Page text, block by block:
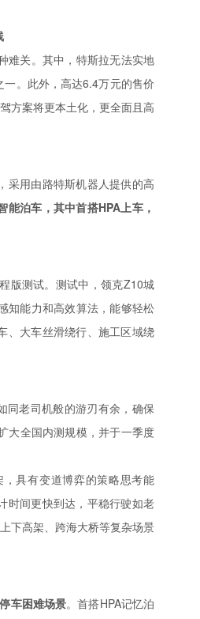
难关。其中，特斯拉无法实地
。此外，高达6.4万元的售价
方案将更本土化，更全面且高
采用由路特斯机器人提供的高
泊车，其中首搭HPA上车，
版测试。测试中，领克Z10城
知能力和高效算法，能够轻松
、大车丝滑绕行、施工区域绕
同老司机般的游刃有余，确保
大全国内测规模，并于一季度
具有变道博弈的策略思考能
时间更快到达，平稳行驶如老
下高架、跨海大桥等复杂场景
车困难场景。首搭HPA记忆泊